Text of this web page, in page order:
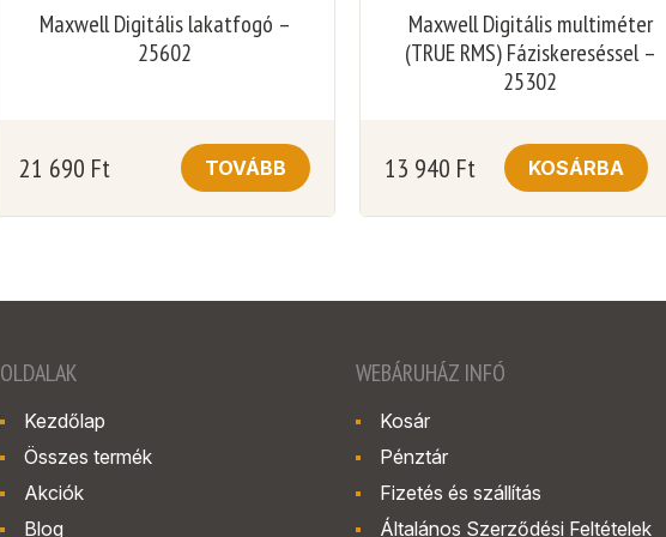
Maxwell Digitális lakatfogó –
25602
21 690 Ft TOVÁBB
Maxwell Digitális multiméter
(TRUE RMS) Fáziskereséssel –
25302
13 940 Ft KOSÁRBA
OLDALAK
Kezdőlap
Összes termék
Akciók
Blog
WEBÁRUHÁZ INFÓ
Kosár
Pénztár
Fizetés és szállítás
Általános Szerződési Feltételek